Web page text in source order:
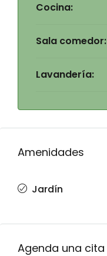
Cocina:
Sala comedor:
Lavandería:
Amenidades
Jardín
Agenda una cita